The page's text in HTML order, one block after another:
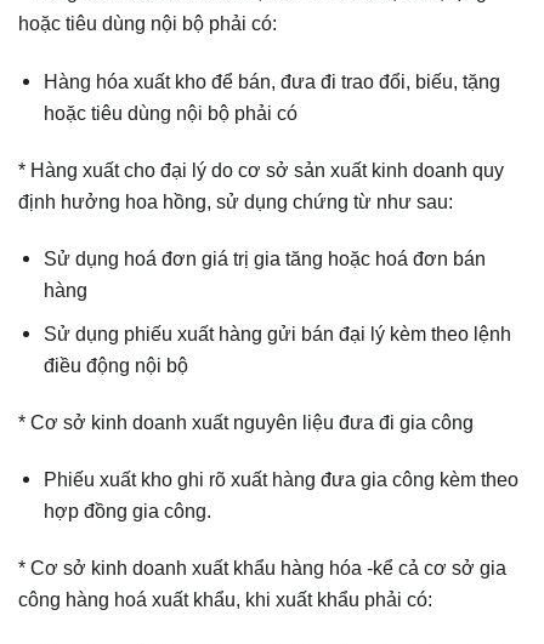
hoặc tiêu dùng nội bộ phải có:
Hàng hóa xuất kho để bán, đưa đi trao đổi, biếu, tặng
hoặc tiêu dùng nội bộ phải có
* Hàng xuất cho đại lý do cơ sở sản xuất kinh doanh quy
định hưởng hoa hồng, sử dụng chứng từ như sau:
Sử dụng hoá đơn giá trị gia tăng hoặc hoá đơn bán
hàng
Sử dụng phiếu xuất hàng gửi bán đại lý kèm theo lệnh
điều động nội bộ
* Cơ sở kinh doanh xuất nguyên liệu đưa đi gia công
Phiếu xuất kho ghi rõ xuất hàng đưa gia công kèm theo
hợp đồng gia công.
* Cơ sở kinh doanh xuất khẩu hàng hóa -kể cả cơ sở gia
công hàng hoá xuất khẩu, khi xuất khẩu phải có: